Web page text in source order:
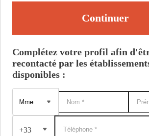
Continuer
Complétez votre profil afin
recontacté par les
disponibles :
+33